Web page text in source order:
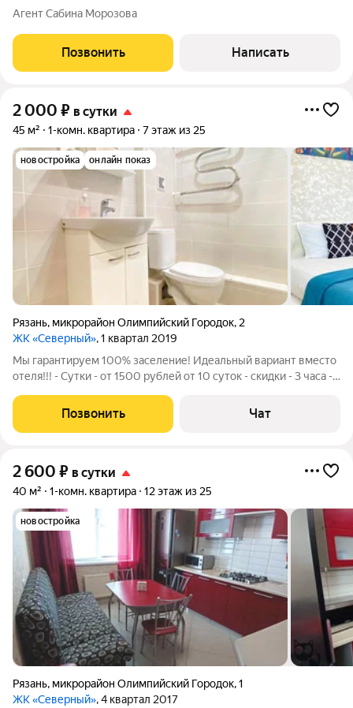
проживания: бытовая техника: телевизор , микроволновая
печь, холодильник, стиральная машина, электрический чайник,
утюг, фен. -чай/кофе
Агент Сабина Морозова
Позвонить Написать
2 000 ₽ в сутки
45 м² 1-комн. квартира 7 этаж из 25
новостройка онлайн показ
Рязань, микрорайон Олимпийский Городок, 2
ЖК «Северный», 1 квартал 2019
Мы гарантируем 100% заселение! Идеальный вариант вместо
отеля!!! - Сутки - от 1500 рублей от 10 суток - скидки - 3 часа -
НАЛИЧНОМУ - выдаем отчётные документы форма 3 г (
гостиничный чек ) Кассовый чек
Позвонить Чат
2 600 ₽ в сутки
40 м² 1-комн. квартира 12 этаж из 25
новостройка
Рязань, микрорайон Олимпийский Городок,1
ЖК «Северный», 4 квартал 2017